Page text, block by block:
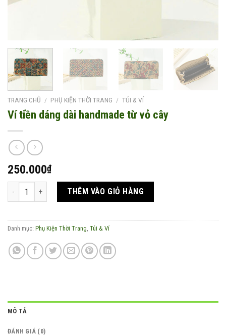
TRANG CHỦ / PHỤ KIỆN THỜI TRANG / TÚI & VÍ
Ví tiền dáng dài handmade từ vỏ cây
250.000₫
Ví tiền dáng dài handmade từ vỏ cây số lượng
THÊM VÀO GIỎ HÀNG
Danh mục: Phụ Kiện Thời Trang, Túi & Ví
MÔ TẢ
ĐÁNH GIÁ (0)